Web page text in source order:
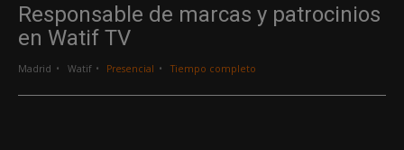
Responsable de marcas y patrocinios
en Watif TV
Madrid Watif Presencial Tiempo completo